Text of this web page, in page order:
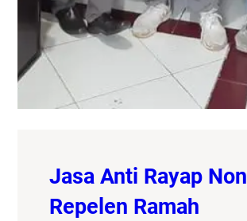
Jasa Anti Rayap Non
Repelen Ramah